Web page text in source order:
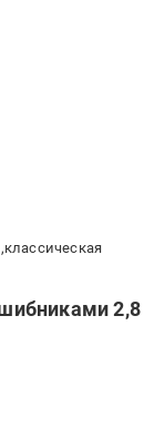
классическая
2,8